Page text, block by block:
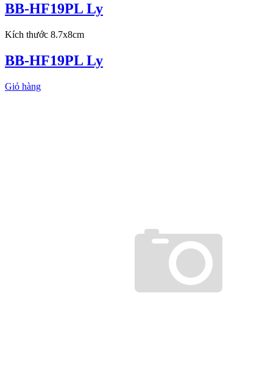
BB-HF19PL Ly
Kích thước 8.7x8cm
BB-HF19PL Ly
Giỏ hàng